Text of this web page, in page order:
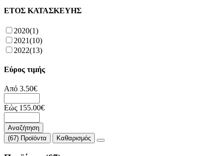
ΕΤΟΣ ΚΑΤΑΣΚΕΥΗΣ
2020(1)
2021(10)
2022(13)
Εύρος τιμής
Από 3.50€
Εώς 155.00€
Αναζήτηση
(67) Προϊόντα
Καθαρισμός